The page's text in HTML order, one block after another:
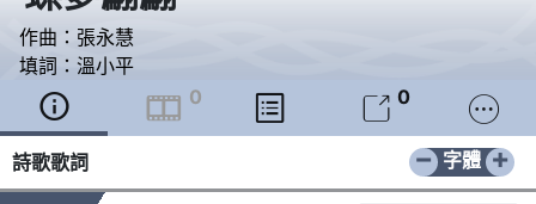
作曲： 張永慧
填詞： 溫小平
  0   0 
詩歌歌詞 − +
字體